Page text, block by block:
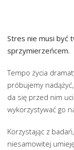
Stres nie musi być
sprzymierzeńcem.
Tempo życia
próbujemy
da się przed nim
wykorzystywać go
Korzystając z
niesamowitej